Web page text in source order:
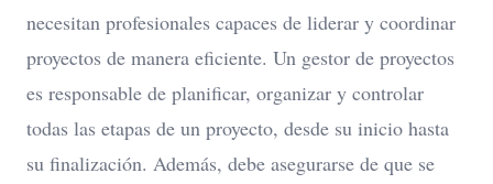
necesitan profesionales capaces de liderar y coordinar
proyectos de manera eficiente. Un gestor de proyectos
es responsable de planificar, organizar y controlar
todas las etapas de un proyecto, desde su inicio hasta
su finalización. Además, debe asegurarse de que se